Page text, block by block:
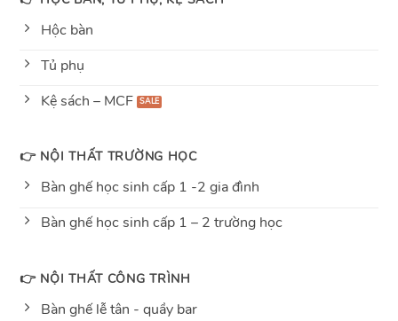
Hộc bàn
Tủ phụ
Kệ sách – MCF
👉 NỘI THẤT TRƯỜNG HỌC
Bàn ghế học sinh cấp 1 -2 gia đình
Bàn ghế học sinh cấp 1 – 2 trường học
👉 NỘI THẤT CÔNG TRÌNH
Bàn ghế lễ tân - quầy bar